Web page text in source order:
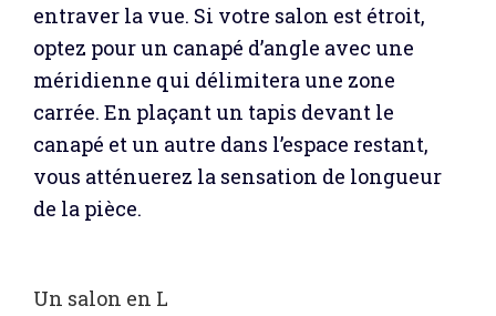
entraver la vue. Si votre salon est étroit,
optez pour un canapé d’angle avec une
méridienne qui délimitera une zone
carrée. En plaçant un tapis devant le
canapé et un autre dans l’espace restant,
vous atténuerez la sensation de longueur
de la pièce.
Un salon en L